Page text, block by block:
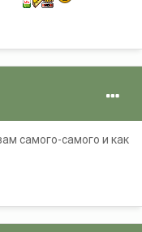
самого-самого и как